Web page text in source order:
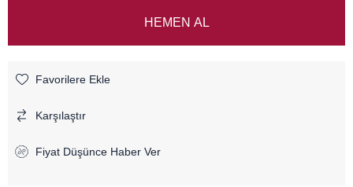
Favorilere Ekle
Karşılaştır
Fiyat Düşünce Haber Ver